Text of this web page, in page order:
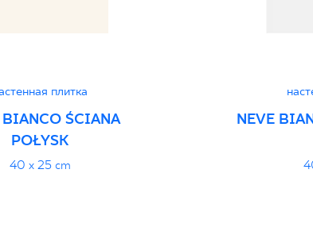
плитка
BIANCO ŚCIANA
POŁYSK
40 x 25 cm
NEVE